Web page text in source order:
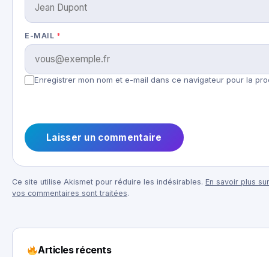
E-MAIL *
Enregistrer mon nom et e-mail dans ce navigateur pour la
Ce site utilise Akismet pour réduire les indésirables. En savoir plus
vos commentaires sont traitées.
Articles récents